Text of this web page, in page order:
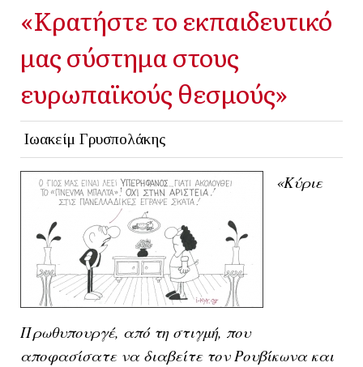
«Κρατήστε το εκπαιδευτικό
μας σύστημα στους
ευρωπαϊκούς θεσμούς»
Ιωακείμ Γρυσπολάκης
«Κύριε
Πρωθυπουργέ, από τη στιγμή, που
αποφασίσατε να διαβείτε τον Ρουβίκωνα και